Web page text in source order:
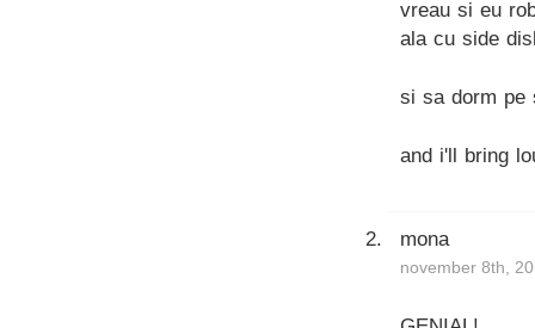
vreau si eu
ala cu side
si sa dorm pe
and i'll bring
mona
november 8th,